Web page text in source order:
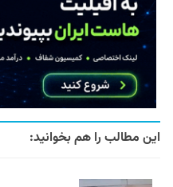
این مطالب را هم بخوانید: